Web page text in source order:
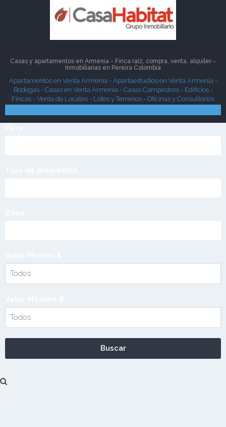
Casas y apartamentos en Armenia - Finca raíz, compra, venta, alquiler -
Inmobiliarias en Pereira Colombia
Apartamentos en Venta Armenia - Apartaestudios en Venta Armenia -
Bodegas- Casas en Venta Armenia - Casas Campestres- Edificios-
Fincas - Venta de Locales - Lotes y Terrenos - Oficinas y Consultorios